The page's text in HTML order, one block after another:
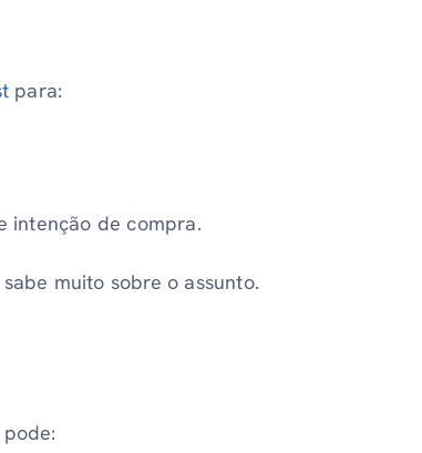
para:
intenção de compra.
muito sobre o assunto.